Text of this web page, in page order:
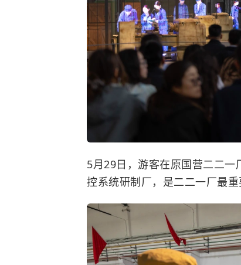
5月29日，游客在原国营二二
控系统研制厂，是二二一厂最